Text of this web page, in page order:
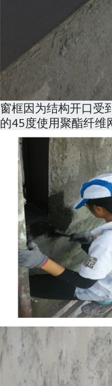
窗框因为结构开口受
的45度使用聚酯纤维